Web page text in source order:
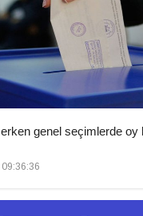
erken genel seçimlerde